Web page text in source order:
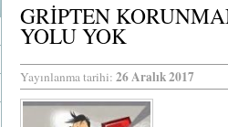
GRİPTEN
YOLU YOK
Yayınlanma tarihi: 26 Aralık 2017